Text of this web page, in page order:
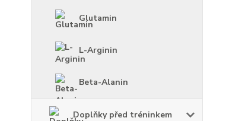
Glutamin
L-Arginin
Beta-Alanin
Doplňky před tréninkem